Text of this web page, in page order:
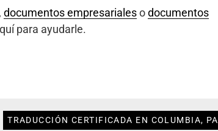
documentos empresarialesodocumentos
para ayudarle.
TRADUCCIÓN CERTIFICADA EN COLUMBIA, PA